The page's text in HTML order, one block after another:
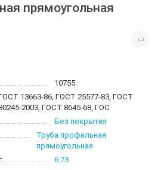
прямоугольная
10755
13663-86, ГОСТ 25577-83, ГОСТ
2003, ГОСТ 8645-68, ГОС
Без покрытия
Труба профильная
прямоугольная
6.73